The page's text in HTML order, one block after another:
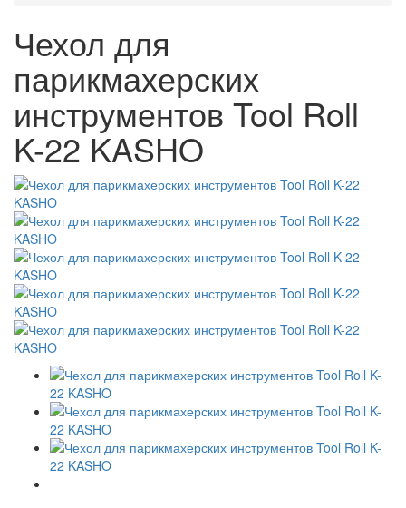
Чехол для
парикмахерских
инструментов Tool Roll
K-22 KASHO